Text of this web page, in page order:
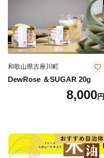
和歌山県古座川町
DewRose ＆SUGAR 20g
8,000円